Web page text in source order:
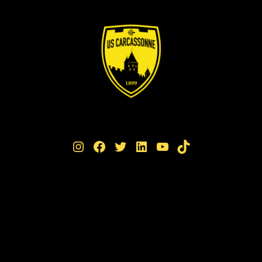
Instagram Facebook Twitter LinkedIn YouTube TikTok